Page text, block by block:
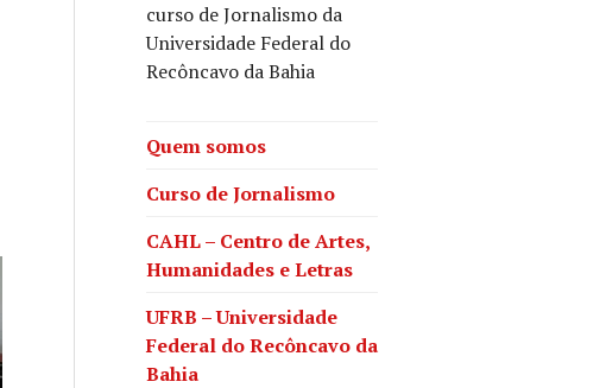
curso de Jornalismo da
Universidade Federal do
Recôncavo da Bahia
Quem somos
Curso de Jornalismo
CAHL – Centro de Artes,
Humanidades e Letras
UFRB – Universidade
Federal do Recôncavo da
Bahia